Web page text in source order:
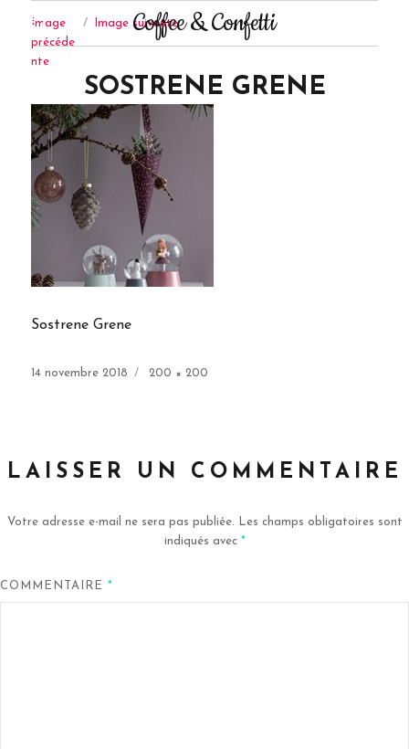
Coffee & Confetti
Image
précéde
nte
Image suivante
SOSTRENE GRENE
Sostrene Grene
Publié
14 novembre 2018
Taille
200 × 200
LAISSER UN COMMENTAIRE
Votre adresse e-mail ne sera pas publiée.
Les champs obligatoires sont
indiqués avec *
COMMENTAIRE *